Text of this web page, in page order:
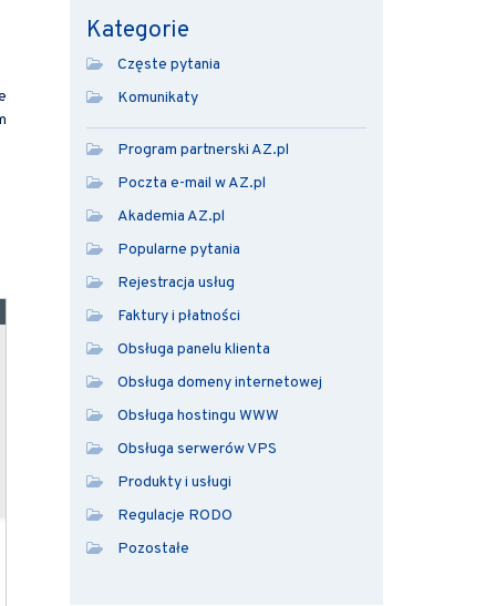
Kategorie
Częste pytania
Komunikaty
Program partnerski AZ.pl
Poczta e-mail w AZ.pl
Akademia AZ.pl
Popularne pytania
Rejestracja usług
Faktury i płatności
Obsługa panelu klienta
Obsługa domeny internetowej
Obsługa hostingu WWW
Obsługa serwerów VPS
Produkty i usługi
Regulacje RODO
Pozostałe